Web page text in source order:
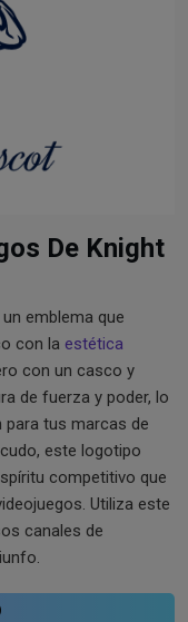
De Knight
un emblema que
con la estética
con un casco y
de fuerza y ​​poder, lo
para tus marcas de
este logotipo
competitivo que
Utiliza este
canales de